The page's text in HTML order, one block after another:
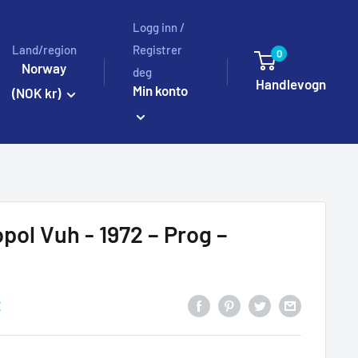
Land/region
Norway
(NOK kr)
Logg inn /
Registrer
deg
Min konto
0
Handlevogn
Vuh - 1972 – Prog –